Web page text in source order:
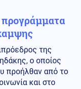
της
ο οποίος
προήλθαν από το
και στο